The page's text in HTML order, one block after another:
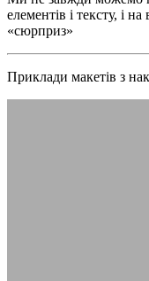
елементів і тексту, і
«сюрприз»
Приклади макетів з